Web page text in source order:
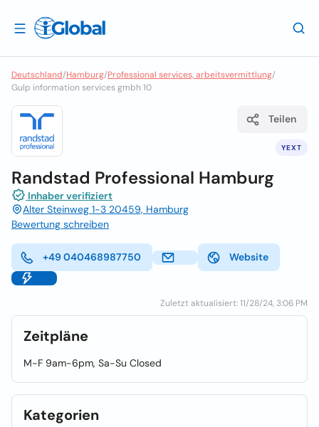
Deutschland/Hamburg/Professional services, arbeitsvermittlung/
Gulp information services gmbh 10
YEXT
Teilen
Randstad Professional Hamburg
Inhaber verifiziert
Alter Steinweg 1-3 20459, Hamburg
Bewertung schreiben
+49 040468987750 Website
Zuletzt aktualisiert: 11/28/24, 3:06 PM
Zeitpläne
M-F 9am-6pm, Sa-Su Closed
Kategorien